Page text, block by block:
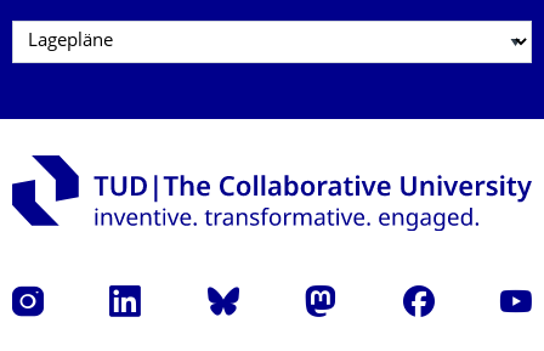
Instagram LinkedIn Bluesky Mastodon Facebook